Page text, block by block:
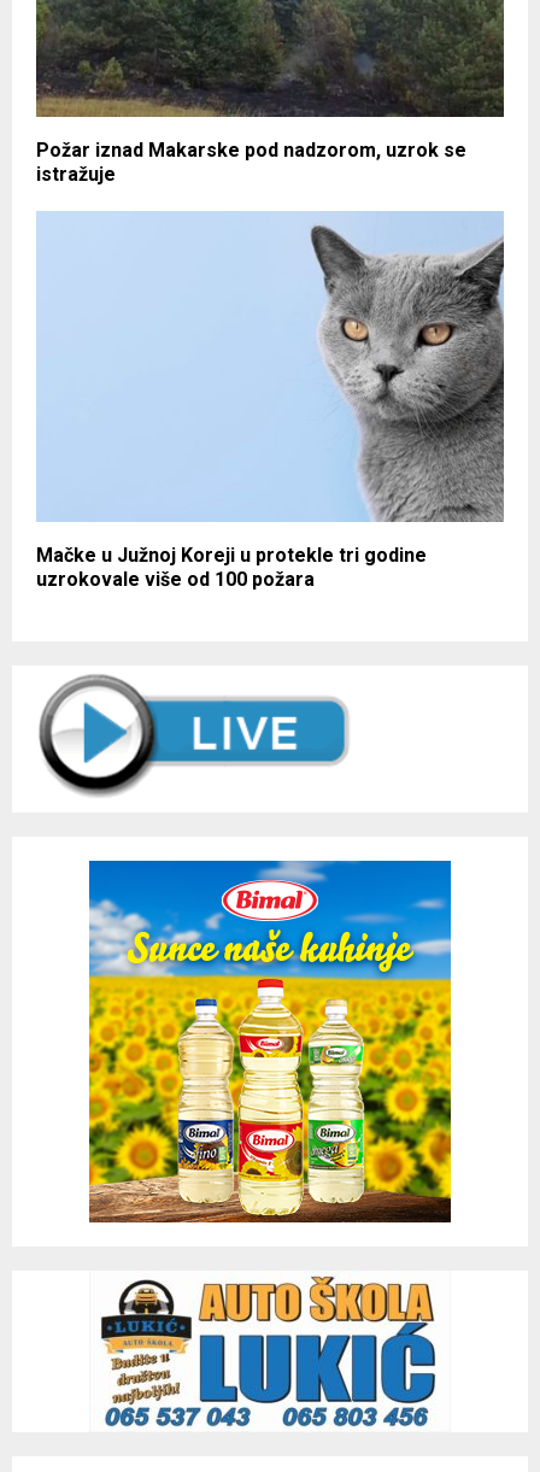
Požar iznad Makarske pod nadzorom, uzrok se
istražuje
Mačke u Južnoj Koreji u protekle tri godine
uzrokovale više od 100 požara